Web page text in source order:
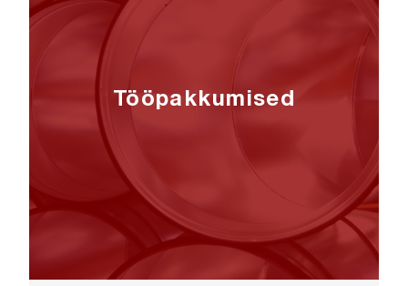
Tööpakkumised